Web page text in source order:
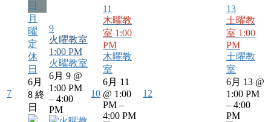
7
日
月
曜
定
休
日
6月
8 終
日
9
火曜教室
1:00 PM
火曜教室
6月 9 @
1:00 PM
– 4:00
PM
10
11
木曜教
室 1:00
PM
木曜教
室
6月 11
@ 1:00
PM –
4:00 PM
12
13
土曜教
室 1:00
PM
土曜教
室
6月 13 @
1:00 PM
– 4:00
PM